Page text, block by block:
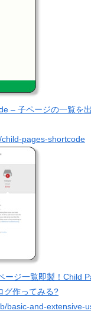
– 子ページの一覧を
pages-shortcode
ージ一覧即製！Child
グ作ってみる?
basic-and-extensive-